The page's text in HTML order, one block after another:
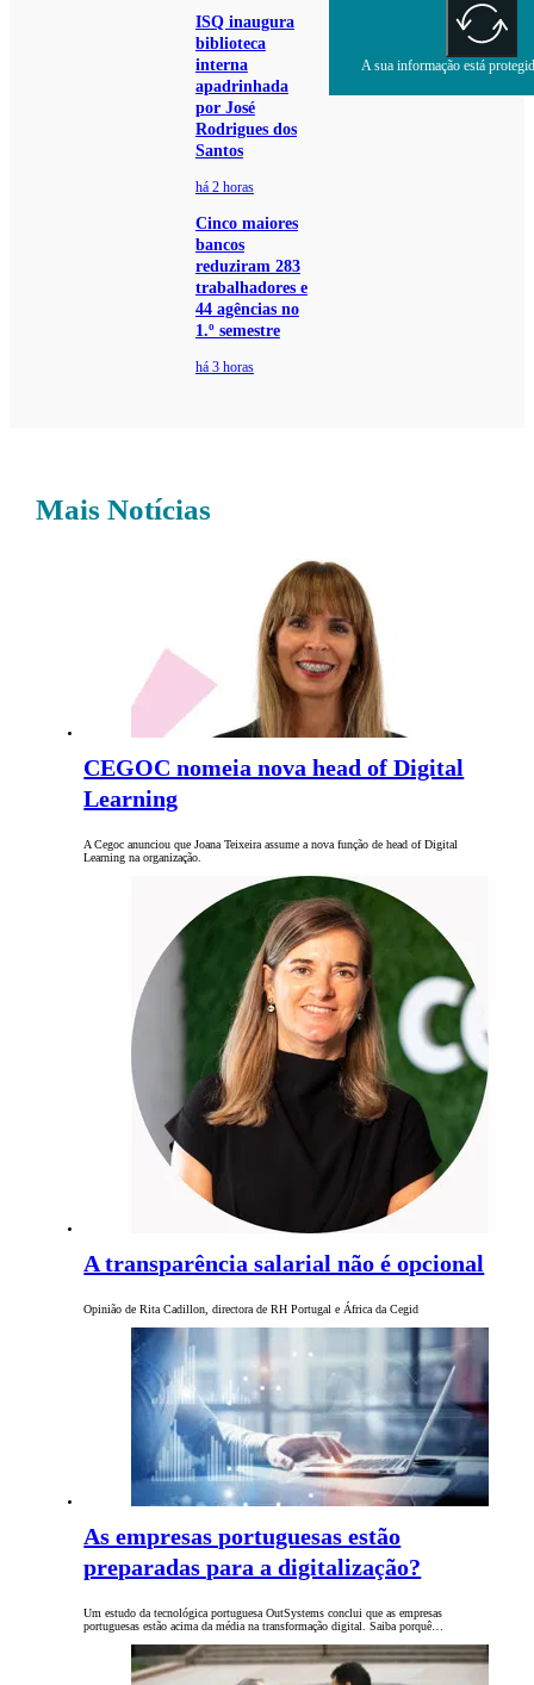
ISQ inaugura
biblioteca
interna
apadrinhada
por José
Rodrigues dos
Santos
há 2 horas
Cinco maiores
bancos
reduziram 283
trabalhadores e
44 agências no
1.º semestre
há 3 horas
A sua informação está
Mais Notícias
CEGOC nomeia nova head of Digital
Learning
A Cegoc anunciou que Joana Teixeira assume a nova função de head of Digital
Learning na organização.
A transparência salarial não é opcional
Opinião de Rita Cadillon, directora de RH Portugal e África da Cegid
As empresas portuguesas estão
preparadas para a digitalização?
Um estudo da tecnológica portuguesa OutSystems conclui que as empresas
portuguesas estão acima da média na transformação digital. Saiba porquê…